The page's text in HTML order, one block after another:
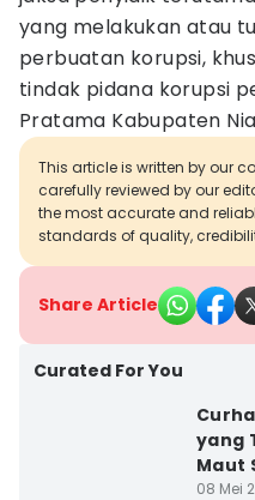
yang melakukan atau
perbuatan korupsi,
tindak pidana korupsi
Pratama Kabupaten
This article is written by our
carefully reviewed by our
the most accurate and
standards of quality,
Share Article
Curated For You
yang
Maut
08 Mei